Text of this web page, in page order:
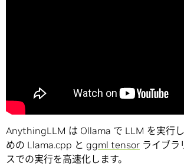
AnythingLLM は Ollama で LLM を実行
めの Llama.cpp と ggml tensor ライブラ
スでの実行を高速化します。